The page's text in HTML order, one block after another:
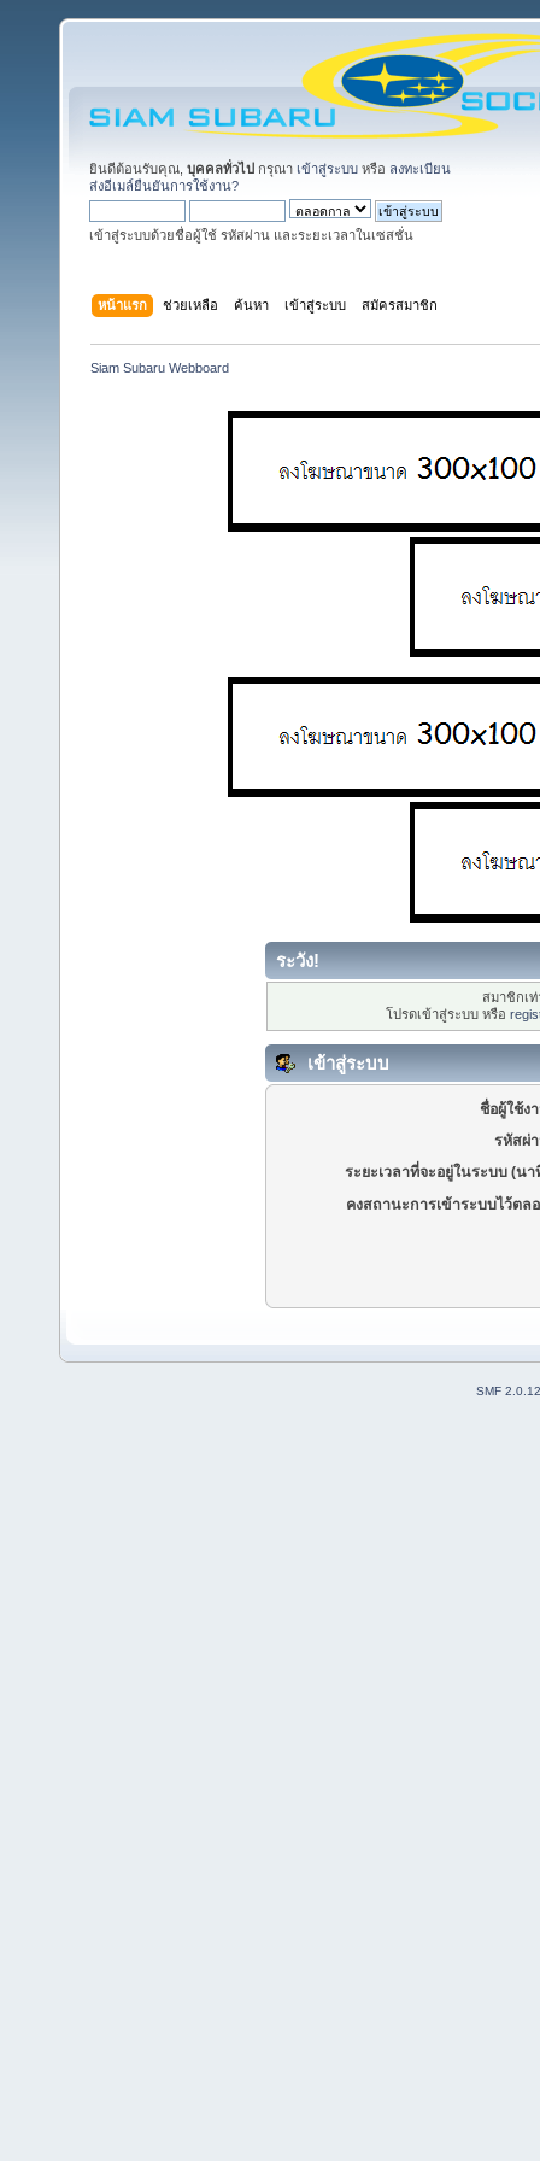
ยินดีต้อนรับคุณ, บุคคลทั่วไป กรุณา เข้าสู่ระบบ หรือ ลงทะเบียน
ส่งอีเมล์ยืนยันการใช้งาน?
เข้าสู่ระบบด้วยชื่อผู้ใช้ รหัสผ่าน และระยะเวลาในเซสชั่น
หน้าแรก ช่วยเหลือ ค้นหา เข้าสู่ระบบ สมัครสมาชิก
Siam Subaru Webboard
ระวัง!
สมาชิกเ
โปรดเข้าสู่ระบบ หรือ
เข้าสู่ระบบ
ชื่อผู้ใช้ง
รหัสผ่
ระยะเวลาที่จะอยู่ในระบบ (นา
คงสถานะการเข้าระบบไว้ตล
SMF 2.0.12